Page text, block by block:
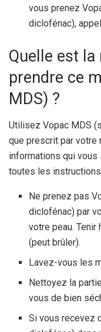
vous prenez
diclofénac),
Quelle est
prendre ce
MDS) ?
Utilisez Vopac MDS
que prescrit par
informations qui
toutes les
Ne prenez pas
diclofénac) par
votre peau. Tenir
(peut brûler).
Lavez-vous les
Nettoyez la
vous de bien
Si vous recevez